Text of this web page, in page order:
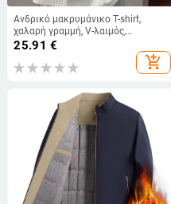
Ανδρικό μακρυμάνικο T-shirt,
χαλαρή γραμμή, V-λαιμός,
μονόχρωμο, πολυεστέρας 96%+
25.91 €
add_shopping_cart